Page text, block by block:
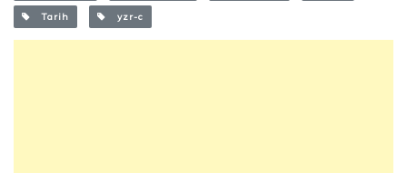
Tarih yzr-c